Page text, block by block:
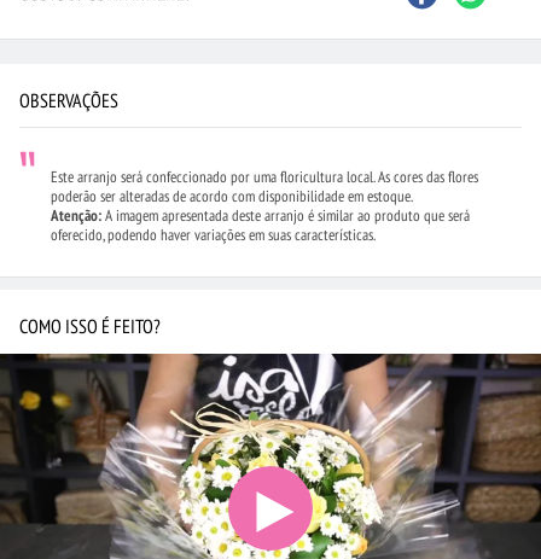
OBSERVAÇÕES
Este arranjo será confeccionado por uma floricultura local. As cores das flores
poderão ser alteradas de acordo com disponibilidade em estoque.
Atenção:A imagem apresentada deste arranjo é similar ao produto que será
oferecido, podendo haver variações em suas características.
COMO ISSO É FEITO?